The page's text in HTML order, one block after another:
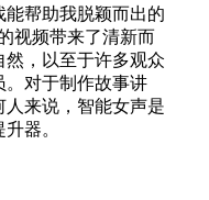
帮助我脱颖而出的
视频带来了清新而
，以至于许多观众
。对于制作故事讲
来说，智能女声是
器。